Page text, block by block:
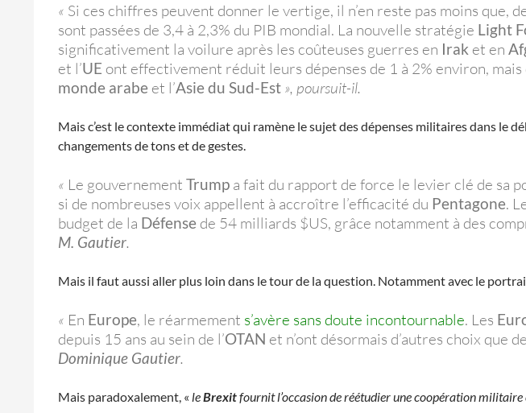
« Si ces chiffres peuvent donner le vertige, il n’en reste pas moins que,
sont passées de 3,4 à 2,3% du PIB mondial. La nouvelle stratégie Light
significativement la voilure après les coûteuses guerres en Irak et en
et l’UE ont effectivement réduit leurs dépenses de 1 à 2% environ,
monde arabe et l’Asie du Sud-Est », poursuit-il.
Mais c’est le contexte immédiat qui ramène le sujet des dépenses militaires dans le
changements de tons et de gestes.
« Le gouvernement Trump a fait du rapport de force le levier clé de sa
si de nombreuses voix appellent à accroître l’efficacité du Pentagone.
budget de la Défense de 54 milliards $US, grâce notamment à des
M. Gautier.
Mais il faut aussi aller plus loin dans le tour de la question. Notamment avec le
« En Europe, le réarmement s’avère sans doute incontournable. Les
depuis 15 ans au sein de l’OTAN et n’ont désormais d’autres choix que
Dominique Gautier.
Mais paradoxalement, « leBrexitfournit l’occasion de réétudier une coopération militaire